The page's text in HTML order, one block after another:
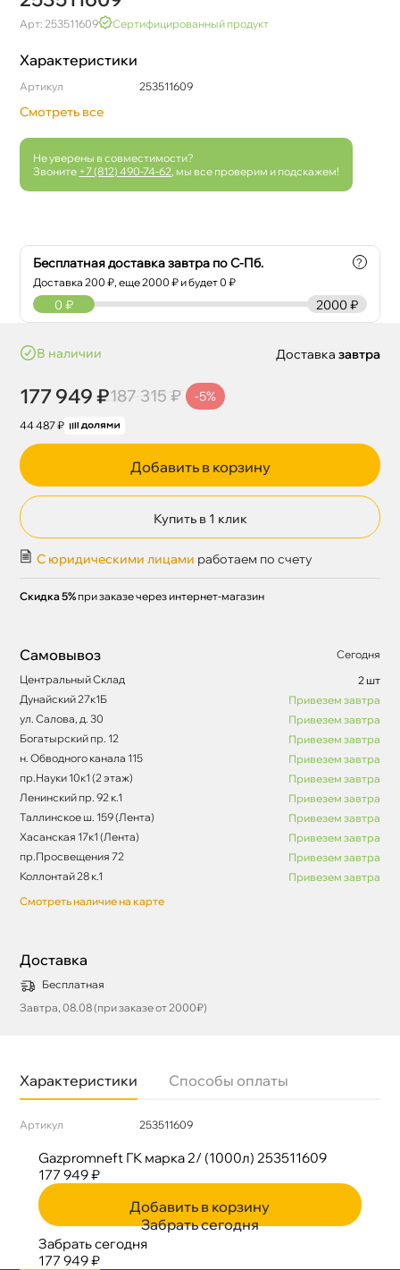
Арт: 253511609 Сертифицированный продукт
Характеристики
Артикул 253511609
Смотреть все
Не уверены в совместимости?
Звоните +7 (812) 490-74-62 , мы все проверим и подскажем!
Бесплатная доставка завтра по С-Пб.
Доставка200 ₽, еще2000 ₽ и будет 0 ₽
?
2000 ₽
0 ₽
наличии
177 949 ₽187 315 ₽ -5%
44 487 ₽
Доставка завтра
Добавить в корзину
Купить в 1 клик
С юридическими лицами работаем по счету
Скидка 5% при заказе через интернет-магазин
Самовывоз
Сегодня
Центральный Склад
2 шт
Дунайский 27к1Б
Привезем завтра
ул. Салова, д. 30
Привезем завтра
Богатырский пр. 12
Привезем завтра
н. Обводного канала 115
Привезем завтра
пр.Науки 10к1 (2 этаж)
Привезем завтра
Ленинский пр. 92 к.1
Привезем завтра
Таллинское ш. 159 (Лента)
Привезем завтра
Хасанская 17к1 (Лента)
Привезем завтра
пр.Просвещения 72
Привезем завтра
Коллонтай 28 к.1
Привезем завтра
Смотреть наличие на карте
Доставка
Бесплатная
Завтра, 08.08 (при заказе от 2000₽)
Характеристики Способы оплаты
Артикул 253511609
Gazpromneft ГК марка 2/ (1000л) 253511609
177 949 ₽
Добавить в корзину
Забрать сегодня
Забрать сегодня
177 949 ₽